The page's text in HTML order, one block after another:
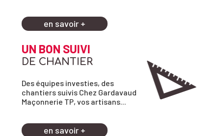
en savoir +
UN BON SUIVI
DE CHANTIER
Des équipes investies, des
chantiers suivis Chez Gardavaud
Maçonnerie TP, vos artisans...
en savoir +